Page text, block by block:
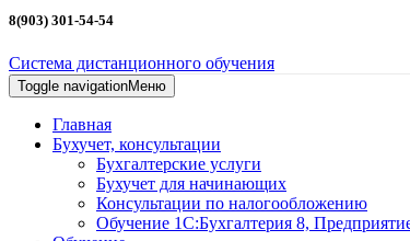
8(903) 301-54-54
Система дистанционного обучения
Toggle navigationМеню
Главная
Бухучет, консультации
Бухгалтерские услуги
Бухучет для начинающих
Консультации по налогообложению
Обучение 1С:Бухгалтерия 8,